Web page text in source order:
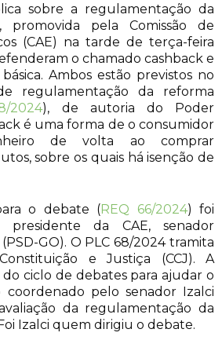
sobre a regulamentação da
promovida pela Comissão de
(CAE) na tarde de terça-feira
o chamado cashback e
Ambos estão previstos no
regulamentação da reforma
2024), de autoria do Poder
é uma forma de o consumidor
de volta ao comprar
sobre os quais há isenção de
o debate (REQ 66/2024) foi
presidente da CAE, senador
GO). O PLC 68/2024 tramita
e Justiça (CCJ). A
ciclo de debates para ajudar o
pelo senador Izalci
da regulamentação da
Izalci quem dirigiu o debate.